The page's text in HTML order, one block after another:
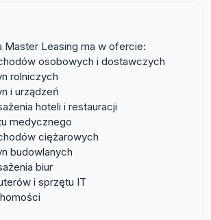
Master Leasing ma w ofercie:
osobowych i dostawczych
rolniczych
i urządzeń
hoteli i restauracji
medycznego
ciężarowych
budowlanych
biur
i sprzętu IT